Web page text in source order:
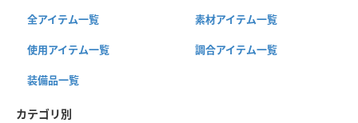
全アイテム一覧 素材アイテム一覧
使用アイテム一覧 調合アイテム一覧
装備品一覧
カテゴリ別